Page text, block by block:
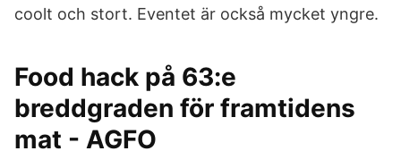
coolt och stort. Eventet är också mycket yngre.
Food hack på 63:e
breddgraden för framtidens
mat - AGFO